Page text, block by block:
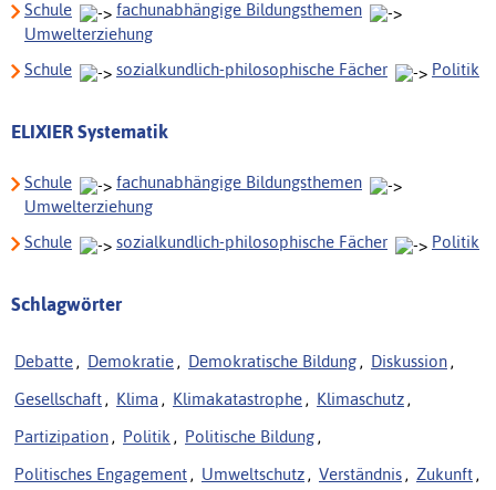
Schule
fachunabhängige Bildungsthemen
Umwelterziehung
Schule
sozialkundlich-philosophische Fächer Politik
ELIXIER Systematik
Schule
fachunabhängige Bildungsthemen
Umwelterziehung
Schule
sozialkundlich-philosophische Fächer Politik
Schlagwörter
Debatte , Demokratie , Demokratische Bildung , Diskussion ,
Gesellschaft , Klima , Klimakatastrophe , Klimaschutz ,
Partizipation , Politik , Politische Bildung ,
Politisches Engagement , Umweltschutz , Verständnis , Zukunft ,